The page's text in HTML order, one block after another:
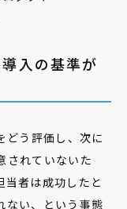
入の基準が
どう評価し、次に
されていないた
当者は成功したと
ない、という事態